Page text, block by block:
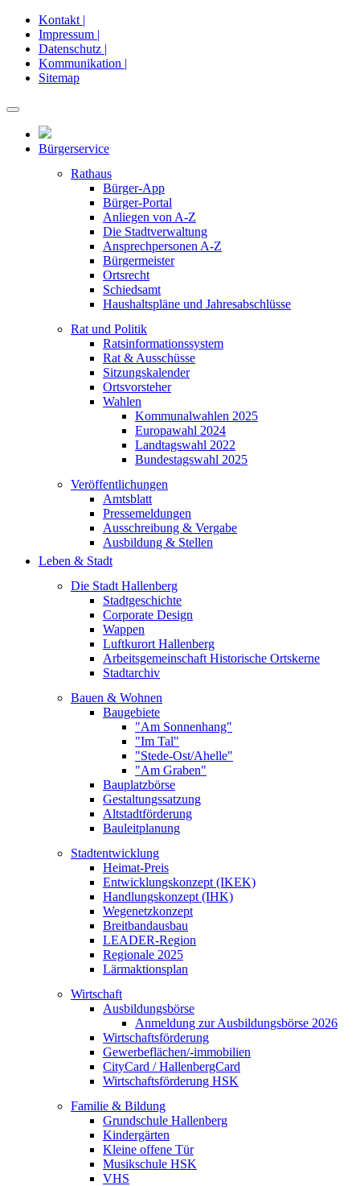
Kontakt |
Impressum |
Datenschutz |
Kommunikation |
Sitemap
Bürgerservice
Rathaus
Bürger-App
Bürger-Portal
Anliegen von A-Z
Die Stadtverwaltung
Ansprechpersonen A-Z
Bürgermeister
Ortsrecht
Schiedsamt
Haushaltspläne und Jahresabschlüsse
Rat und Politik
Ratsinformationssystem
Rat & Ausschüsse
Sitzungskalender
Ortsvorsteher
Wahlen
Kommunalwahlen 2025
Europawahl 2024
Landtagswahl 2022
Bundestagswahl 2025
Veröffentlichungen
Amtsblatt
Pressemeldungen
Ausschreibung & Vergabe
Ausbildung & Stellen
Leben & Stadt
Die Stadt Hallenberg
Stadtgeschichte
Corporate Design
Wappen
Luftkurort Hallenberg
Arbeitsgemeinschaft Historische Ortskerne
Stadtarchiv
Bauen & Wohnen
Baugebiete
"Am Sonnenhang"
"Im Tal"
"Stede-Ost/Ahelle"
"Am Graben"
Bauplatzbörse
Gestaltungssatzung
Altstadtförderung
Bauleitplanung
Stadtentwicklung
Heimat-Preis
Entwicklungskonzept (IKEK)
Handlungskonzept (IHK)
Wegenetzkonzept
Breitbandausbau
LEADER-Region
Regionale 2025
Lärmaktionsplan
Wirtschaft
Ausbildungsbörse
Anmeldung zur Ausbildungsbörse 2026
Wirtschaftsförderung
Gewerbeflächen/-immobilien
CityCard / HallenbergCard
Wirtschaftsförderung HSK
Familie & Bildung
Grundschule Hallenberg
Kindergärten
Kleine offene Tür
Musikschule HSK
VHS